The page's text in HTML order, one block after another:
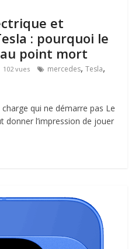
et
: pourquoi le
point mort
102 vues mercedes,Tesla,
qui ne démarre pas Le
donner l’impression de jouer